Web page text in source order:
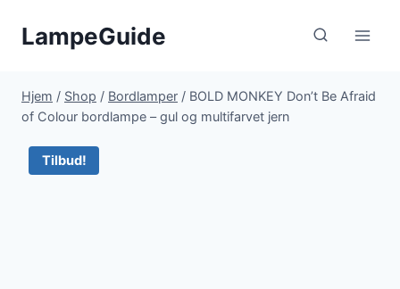
LampeGuide
Hjem / Shop / Bordlamper / BOLD MONKEY Don’t Be Afraid
of Colour bordlampe – gul og multifarvet jern
Tilbud!